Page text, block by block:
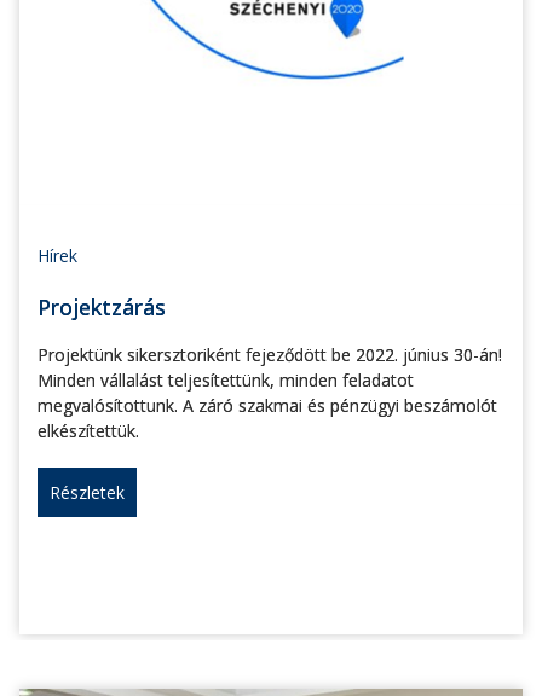
Hírek
Projektzárás
Projektünk sikersztoriként fejeződött be 2022. június 30-án!
Minden vállalást teljesítettünk, minden feladatot
megvalósítottunk. A záró szakmai és pénzügyi beszámolót
elkészítettük.
Részletek